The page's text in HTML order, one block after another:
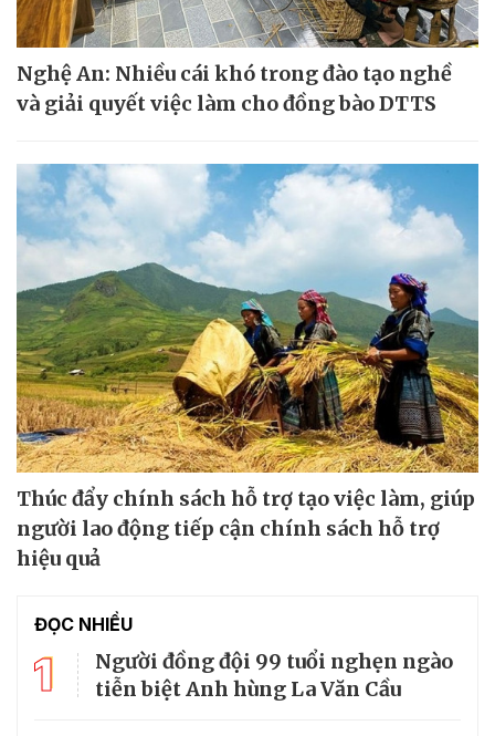
Nghệ An: Nhiều cái khó trong đào tạo nghề
và giải quyết việc làm cho đồng bào DTTS
Thúc đẩy chính sách hỗ trợ tạo việc làm, giúp
người lao động tiếp cận chính sách hỗ trợ
hiệu quả
ĐỌC NHIỀU
1
Người đồng đội 99 tuổi nghẹn ngào
tiễn biệt Anh hùng La Văn Cầu